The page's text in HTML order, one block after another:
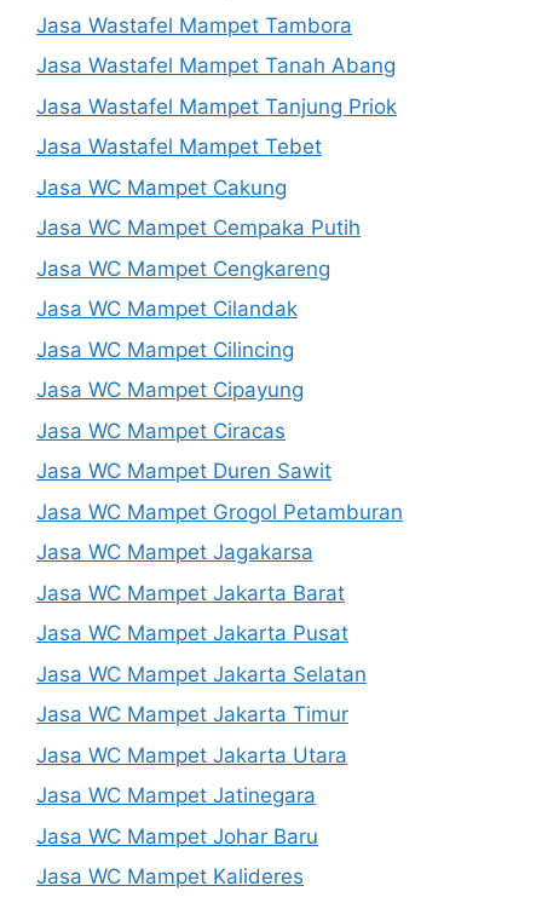
Jasa Wastafel Mampet Tambora
Jasa Wastafel Mampet Tanah Abang
Jasa Wastafel Mampet Tanjung Priok
Jasa Wastafel Mampet Tebet
Jasa WC Mampet Cakung
Jasa WC Mampet Cempaka Putih
Jasa WC Mampet Cengkareng
Jasa WC Mampet Cilandak
Jasa WC Mampet Cilincing
Jasa WC Mampet Cipayung
Jasa WC Mampet Ciracas
Jasa WC Mampet Duren Sawit
Jasa WC Mampet Grogol Petamburan
Jasa WC Mampet Jagakarsa
Jasa WC Mampet Jakarta Barat
Jasa WC Mampet Jakarta Pusat
Jasa WC Mampet Jakarta Selatan
Jasa WC Mampet Jakarta Timur
Jasa WC Mampet Jakarta Utara
Jasa WC Mampet Jatinegara
Jasa WC Mampet Johar Baru
Jasa WC Mampet Kalideres